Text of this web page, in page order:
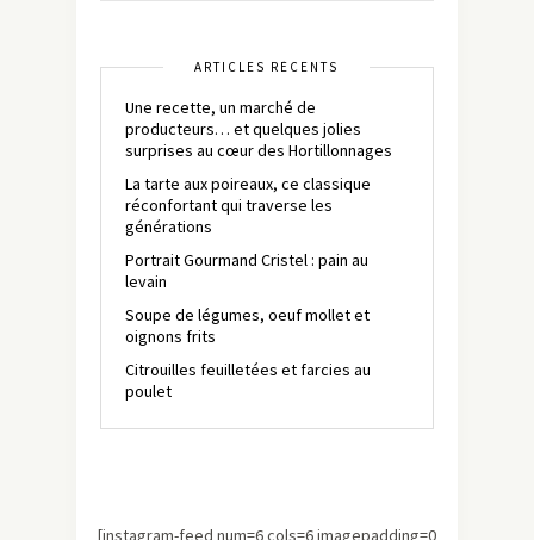
ARTICLES RÉCENTS
Une recette, un marché de
producteurs… et quelques jolies
surprises au cœur des Hortillonnages
La tarte aux poireaux, ce classique
réconfortant qui traverse les
générations
Portrait Gourmand Cristel : pain au
levain
Soupe de légumes, oeuf mollet et
oignons frits
Citrouilles feuilletées et farcies au
poulet
[instagram-feed num=6 cols=6 imagepadding=0